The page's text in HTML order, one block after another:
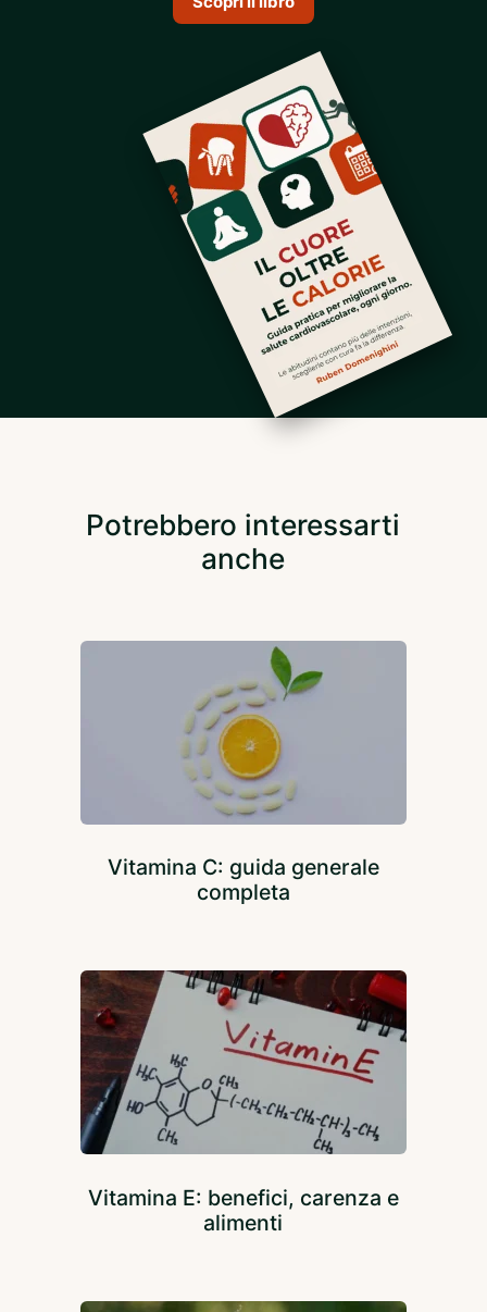
Potrebbero interessarti
anche
Vitamina C: guida generale
completa
Vitamina E: benefici, carenza e
alimenti